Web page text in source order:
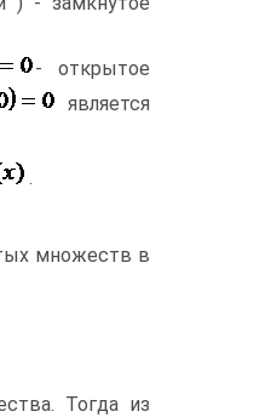
- открытое
является
.
множеств в
Тогда из